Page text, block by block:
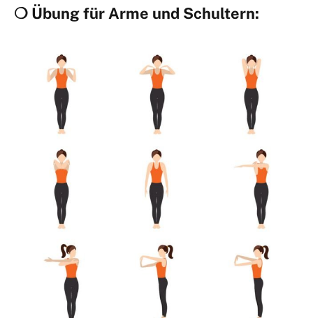
❍ Übung für Arme und Schultern: